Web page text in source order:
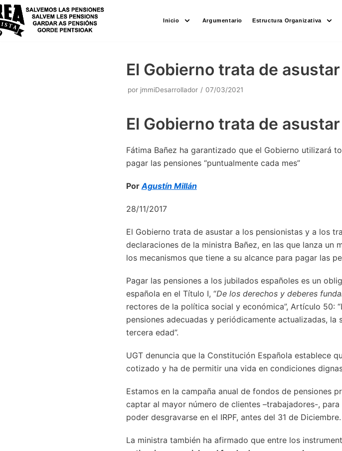
Saltar
al
contenido
Inicio Argumentario Estructura Organizativa
El Gobierno trata de
por jmmiDesarrollador 07/03/2021
El Gobierno trata de
Fátima Bañez ha garantizado que el Gobierno utilizará
pagar las pensiones “puntualmente cada mes”
Por Agustín Millán
28/11/2017
El Gobierno trata de asustar a los pensionistas y a los
declaraciones de la ministra Bañez, en las que lanza un
los mecanismos que tiene a su alcance para pagar las
Pagar las pensiones a los jubilados españoles es un
española en el Título I, “De los derechos y deberes
rectores de la política social y económica”, Artículo 50:
pensiones adecuadas y periódicamente actualizadas,
tercera edad”.
UGT denuncia que la Constitución Española establece
cotizado y ha de permitir una vida en condiciones
Estamos en la campaña anual de fondos de pensiones
captar al mayor número de clientes –trabajadores-,
poder desgravarse en el IRPF, antes del 31 de Diciembre.
La ministra también ha afirmado que entre los